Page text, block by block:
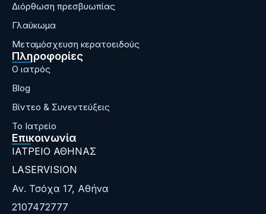
Διόρθωση πρεσβυωπίας
Γλαύκωμα
Μεταμόσχευση κερατοειδούς
Πληροφορίες
Ο ιατρός
Blog
Bίντεο & Συνεντεύξεις
Το Ιατρείο
Επικοινωνία
ΙΑΤΡΕΙΟ ΑΘΗΝΑΣ
LASERVISION
Αν. Τσόχα 17, Αθήνα
2107472777